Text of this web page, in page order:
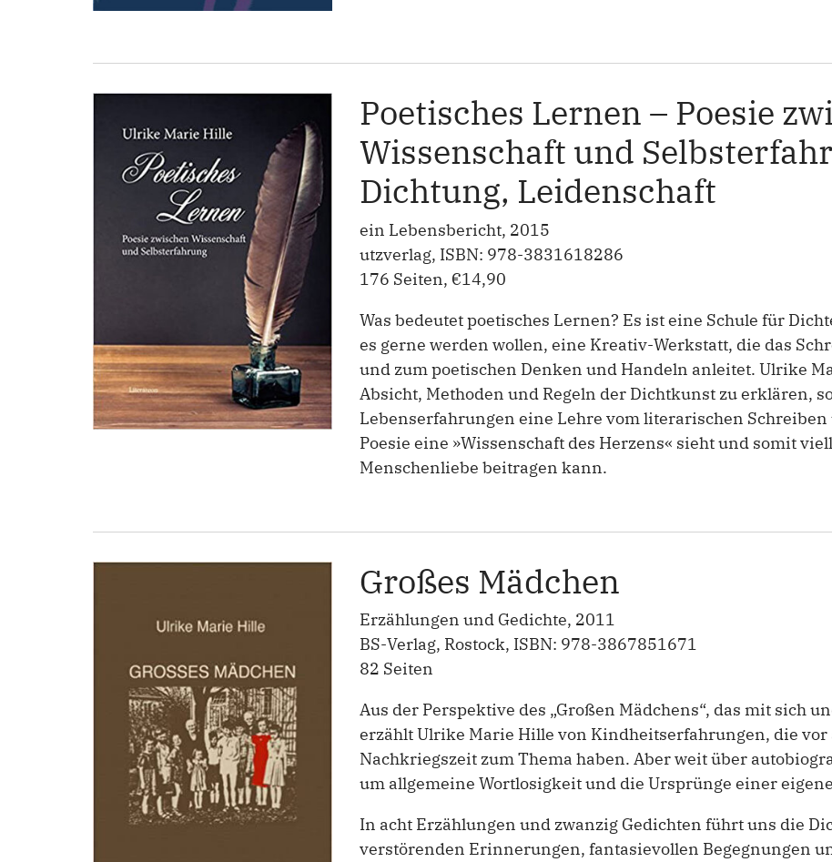
Poetisches Lernen – Poesie
Wissenschaft und
Dichtung, Leidenschaft
ein Lebensbericht, 2015
utzverlag, ISBN: 978-3831618286
176 Seiten, €14,90
Was bedeutet poetisches Lernen? Es ist eine Schule für
es gerne werden wollen, eine Kreativ-Werkstatt, die das
und zum poetischen Denken und Handeln anleitet. Ulrike
Absicht, Methoden und Regeln der Dichtkunst zu erklären,
Lebenserfahrungen eine Lehre vom literarischen
Poesie eine »Wissenschaft des Herzens« sieht und somit
Menschenliebe beitragen kann.
Großes Mädchen
Erzählungen und Gedichte, 2011
BS-Verlag, Rostock, ISBN: 978-3867851671
82 Seiten
Aus der Perspektive des „Großen Mädchens“, das mit sich
erzählt Ulrike Marie Hille von Kindheitserfahrungen, die
Nachkriegszeit zum Thema haben. Aber weit über
um allgemeine Wortlosigkeit und die Ursprünge einer
In acht Erzählungen und zwanzig Gedichten führt uns die
verstörenden Erinnerungen, fantasievollen Begegnungen